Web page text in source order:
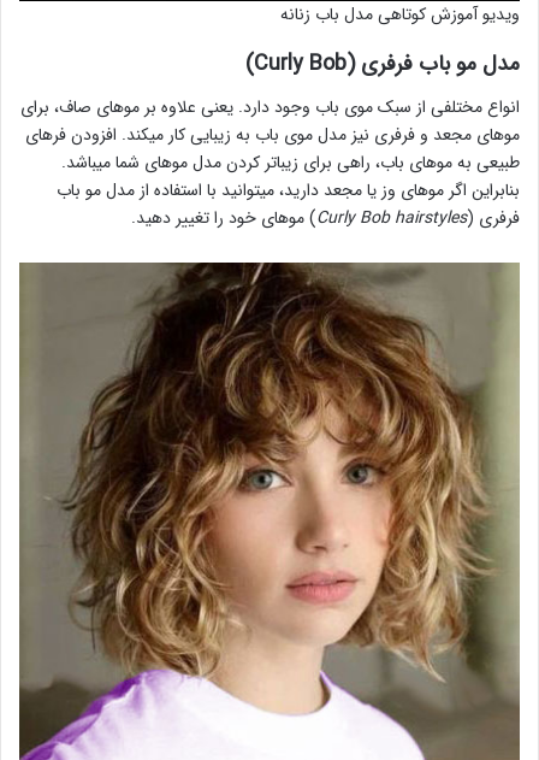
ویدیو آموزش کوتاهی مدل باب زنانه
مدل مو باب فرفری (Curly Bob)
انواع مختلفی از سبک موی باب وجود دارد. یعنی علاوه بر موهای صاف، برای
موهای مجعد و فرفری نیز مدل موی باب به زیبایی کار میکند. افزودن فرهای
طبیعی به موهای باب، راهی برای زیباتر کردن مدل موهای شما میباشد.
بنابراین اگر موهای وز یا مجعد دارید، میتوانید با استفاده از مدل مو باب
فرفری (Curly Bob hairstyles) موهای خود را تغییر دهید.